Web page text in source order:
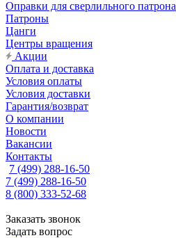
Оправки для сверлильного патрона
Патроны
Цанги
Центры вращения
Акции
Оплата и доставка
Условия оплаты
Условия доставки
Гарантия/возврат
О компании
Новости
Вакансии
Контакты
7 (499) 288-16-50
7 (499) 288-16-50
8 (800) 333-52-68
Заказать звонок
Задать вопрос